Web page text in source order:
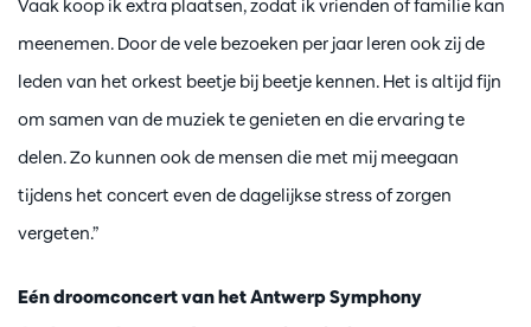
Vaak koop ik extra plaatsen, zodat ik vrienden of familie kan
meenemen. Door de vele bezoeken per jaar leren ook zij de
leden van het orkest beetje bij beetje kennen. Het is altijd fijn
om samen van de muziek te genieten en die ervaring te
delen. Zo kunnen ook de mensen die met mij meegaan
tijdens het concert even de dagelijkse stress of zorgen
vergeten.”
Eén droomconcert van het Antwerp Symphony